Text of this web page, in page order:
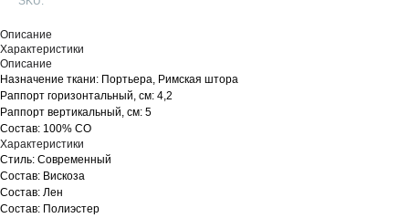
Описание
Характеристики
Описание
Назначение ткани: Портьера, Римская штора
Раппорт горизонтальный, см: 4,2
Раппорт вертикальный, см: 5
Состав: 100% CO
Характеристики
Стиль: Современный
Состав: Вискоза
Состав: Лен
Состав: Полиэстер